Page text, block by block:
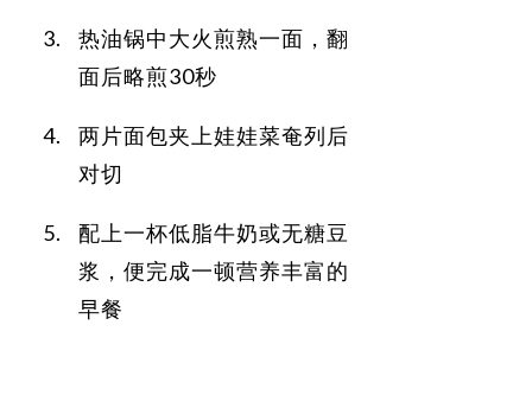
热油锅中大火煎熟一面，翻
面后略煎30秒
两片面包夹上娃娃菜奄列后
对切
配上一杯低脂牛奶或无糖豆
浆，便完成一顿营养丰富的
早餐